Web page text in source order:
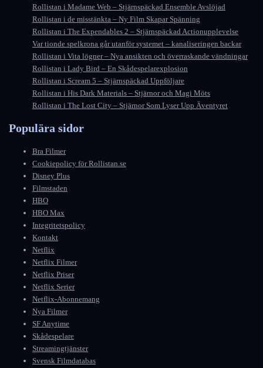
Rollistan i Madame Web – Stjärnspäckad Ensemble Avslöjad
Rollistan i de misstänkta – Ny Film Skapar Spänning
Rollistan i The Expendables 2 – Stjärnspäckad Actionupplevelse
Var tionde spelkrona går utanför systemet – kanaliseringen backar
Rollistan i Vita lögner – Nya ansikten och överraskande vändningar
Rollistan i Lady Bird – En Skådespelarexplosion
Rollistan i Scream 5 – Stjärnspäckad Uppföljare
Rollistan i His Dark Materials – Stjärnor och Magi Möts
Rollistan i The Lost City – Stjärnor Som Lyser Upp Äventyret
Populära sidor
Bra Filmer
Cookiepolicy för Rollistan.se
Disney Plus
Filmstaden
HBO
HBO Max
Integritetspolicy
Kontakt
Netflix
Netflix Filmer
Netflix Priser
Netflix Serier
Netflix-Abonnemang
Nya Filmer
SF Anytime
Skådespelare
Streamingtjänster
Svensk Filmdatabas